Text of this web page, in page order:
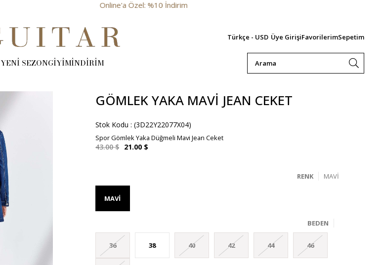
Online'a Özel: %10 İndirim
Türkçe - USD Üye GirişiFavorilerimSepetim
YENİ SEZONGİYİMİNDİRİM
GÖMLEK YAKA MAVI JEAN CEKET
Stok Kodu (3D22Y22077X04)
Spor Gömlek Yaka Düğmeli Mavi Jean Ceket
43.00 $ 21.00 $
MAVI
RENK
MAVI
BEDEN
36 38 40 42 44 46